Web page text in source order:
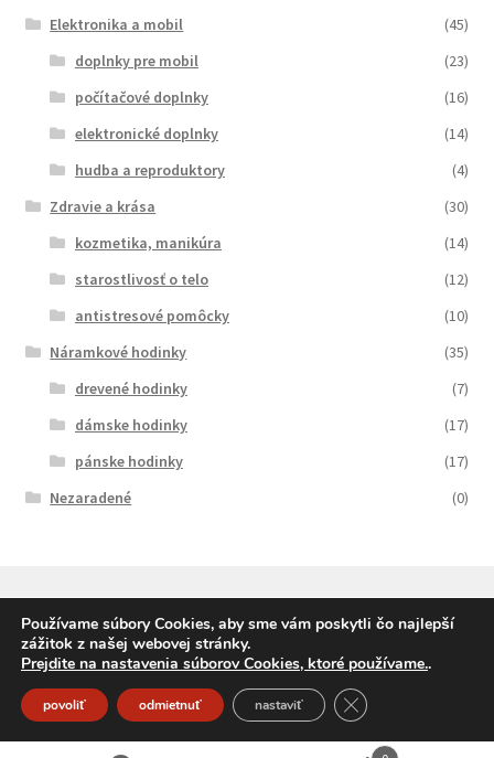
Elektronika a mobil
(45)
doplnky pre mobil
(23)
počítačové doplnky
(16)
elektronické doplnky
(14)
hudba a reproduktory
(4)
Zdravie a krása
(30)
kozmetika, manikúra
(14)
starostlivosť o telo
(12)
antistresové pomôcky
(10)
Náramkové hodinky
(35)
drevené hodinky
(7)
dámske hodinky
(17)
pánske hodinky
(17)
Nezaradené
(0)
© SqueleDarceky.sk 2026
Používame súbory Cookies, aby sme vám poskytli čo najlepší
zážitok z našej webovej stránky.
Prejdite na nastavenia súborov Cookies, ktoré používame..
povoliť odmietnuť nastaviť Close GDPR